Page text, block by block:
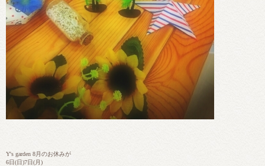
Y's garden 8月のお休みが
6日(日)7日(月)